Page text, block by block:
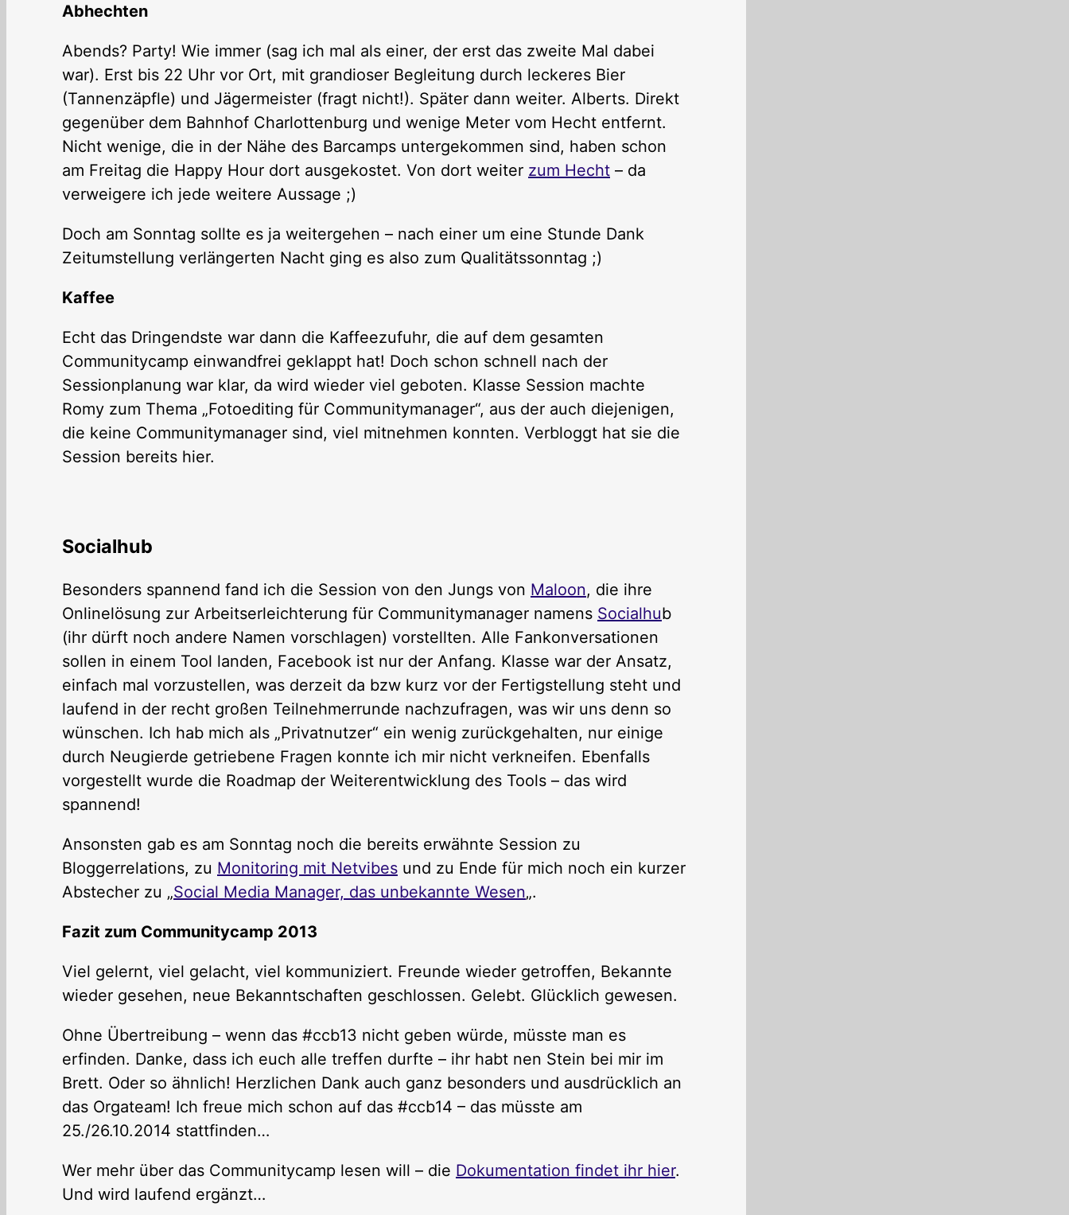
Abhechten
Abends? Party! Wie immer (sag ich mal als einer, der erst das zweite Mal dabei
war). Erst bis 22 Uhr vor Ort, mit grandioser Begleitung durch leckeres Bier
(Tannenzäpfle) und Jägermeister (fragt nicht!). Später dann weiter. Alberts. Direkt
gegenüber dem Bahnhof Charlottenburg und wenige Meter vom Hecht entfernt.
Nicht wenige, die in der Nähe des Barcamps untergekommen sind, haben schon
am Freitag die Happy Hour dort ausgekostet. Von dort weiter zum Hecht – da
verweigere ich jede weitere Aussage ;)
Doch am Sonntag sollte es ja weitergehen – nach einer um eine Stunde Dank
Zeitumstellung verlängerten Nacht ging es also zum Qualitätssonntag ;)
Kaffee
Echt das Dringendste war dann die Kaffeezufuhr, die auf dem gesamten
Communitycamp einwandfrei geklappt hat! Doch schon schnell nach der
Sessionplanung war klar, da wird wieder viel geboten. Klasse Session machte
Romy zum Thema „Fotoediting für Communitymanager“, aus der auch diejenigen,
die keine Communitymanager sind, viel mitnehmen konnten. Verbloggt hat sie die
Session bereits hier.
Socialhub
Besonders spannend fand ich die Session von den Jungs von Maloon, die ihre
Onlinelösung zur Arbeitserleichterung für Communitymanager namens Socialhub
(ihr dürft noch andere Namen vorschlagen) vorstellten. Alle Fankonversationen
sollen in einem Tool landen, Facebook ist nur der Anfang. Klasse war der Ansatz,
einfach mal vorzustellen, was derzeit da bzw kurz vor der Fertigstellung steht und
laufend in der recht großen Teilnehmerrunde nachzufragen, was wir uns denn so
wünschen. Ich hab mich als „Privatnutzer“ ein wenig zurückgehalten, nur einige
durch Neugierde getriebene Fragen konnte ich mir nicht verkneifen. Ebenfalls
vorgestellt wurde die Roadmap der Weiterentwicklung des Tools – das wird
spannend!
Ansonsten gab es am Sonntag noch die bereits erwähnte Session zu
Bloggerrelations, zu Monitoring mit Netvibes und zu Ende für mich noch ein kurzer
Abstecher zu „Social Media Manager, das unbekannte Wesen„.
Fazit zum Communitycamp 2013
Viel gelernt, viel gelacht, viel kommuniziert. Freunde wieder getroffen, Bekannte
wieder gesehen, neue Bekanntschaften geschlossen. Gelebt. Glücklich gewesen.
Ohne Übertreibung – wenn das #ccb13 nicht geben würde, müsste man es
erfinden. Danke, dass ich euch alle treffen durfte – ihr habt nen Stein bei mir im
Brett. Oder so ähnlich! Herzlichen Dank auch ganz besonders und ausdrücklich an
das Orgateam! Ich freue mich schon auf das #ccb14 – das müsste am
25./26.10.2014 stattfinden…
Wer mehr über das Communitycamp lesen will – die Dokumentation findet ihr hier.
Und wird laufend ergänzt…